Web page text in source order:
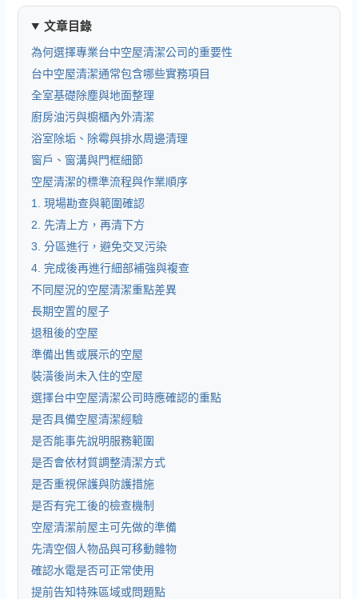
文章目錄
為何選擇專業台中空屋清潔公司的重要性
台中空屋清潔通常包含哪些實務項目
全室基礎除塵與地面整理
廚房油污與櫥櫃內外清潔
浴室除垢、除霉與排水周邊清理
窗戶、窗溝與門框細節
空屋清潔的標準流程與作業順序
1. 現場勘查與範圍確認
2. 先清上方，再清下方
3. 分區進行，避免交叉污染
4. 完成後再進行細部補強與複查
不同屋況的空屋清潔重點差異
長期空置的屋子
退租後的空屋
準備出售或展示的空屋
裝潢後尚未入住的空屋
選擇台中空屋清潔公司時應確認的重點
是否具備空屋清潔經驗
是否能事先說明服務範圍
是否會依材質調整清潔方式
是否重視保護與防護措施
是否有完工後的檢查機制
空屋清潔前屋主可先做的準備
先清空個人物品與可移動雜物
確認水電是否可正常使用
提前告知特殊區域或問題點